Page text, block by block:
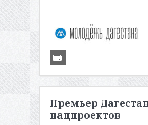
Премьер
нацпроектов